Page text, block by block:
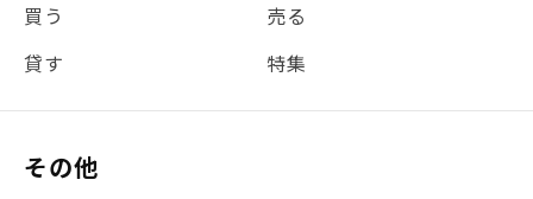
買う
売る
貸す
特集
その他